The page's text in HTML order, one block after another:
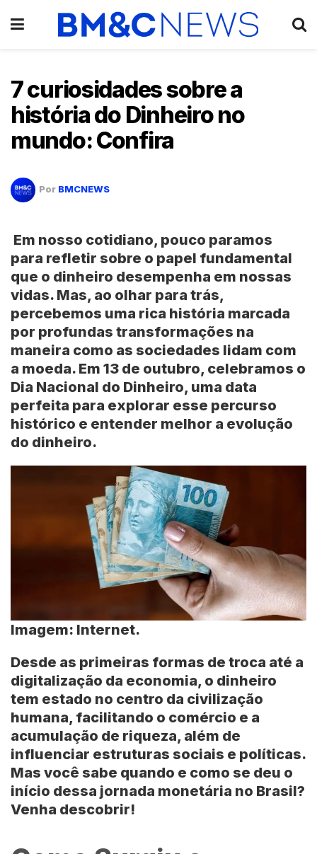
7 curiosidades sobre a
história do Dinheiro no
mundo: Confira
Por BMCNEWS
Em nosso cotidiano, pouco paramos
para refletir sobre o papel fundamental
que o dinheiro desempenha em nossas
vidas. Mas, ao olhar para trás,
percebemos uma rica história marcada
por profundas transformações na
maneira como as sociedades lidam com
a moeda. Em 13 de outubro, celebramos o
Dia Nacional do Dinheiro, uma data
perfeita para explorar esse percurso
histórico e entender melhor a evolução
do dinheiro.
Imagem: Internet.
Desde as primeiras formas de troca até a
digitalização da economia, o dinheiro
tem estado no centro da civilização
humana, facilitando o comércio e a
acumulação de riqueza, além de
influenciar estruturas sociais e políticas.
Mas você sabe quando e como se deu o
início dessa jornada monetária no Brasil?
Venha descobrir!